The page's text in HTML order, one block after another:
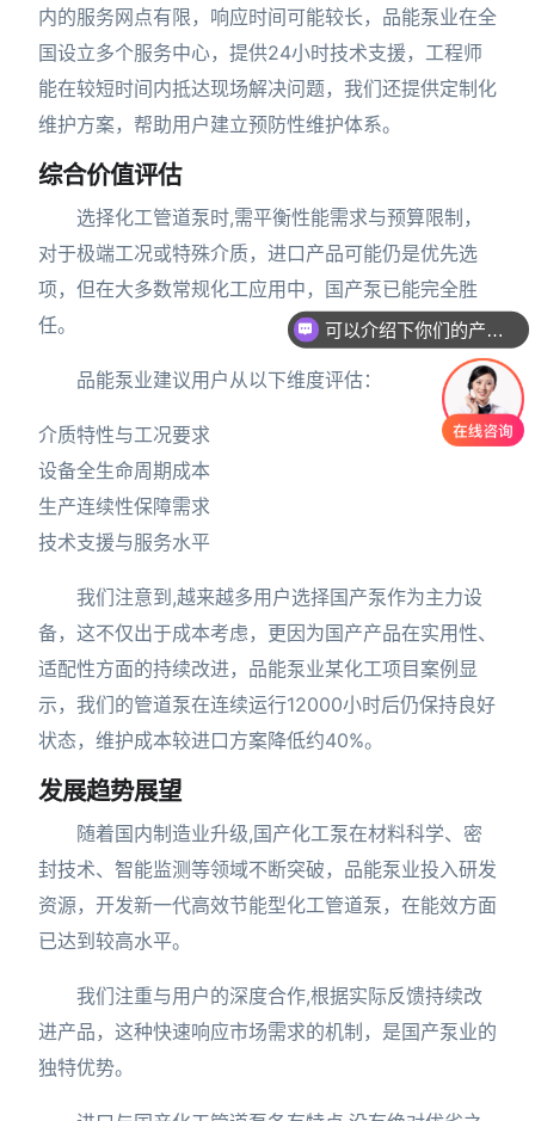
内的服务网点有限，响应时间可能较长，品能泵业在全
国设立多个服务中心，提供24小时技术支援，工程师
能在较短时间内抵达现场解决问题，我们还提供定制化
维护方案，帮助用户建立预防性维护体系。
综合价值评估
选择化工管道泵时,需平衡性能需求与预算限制，
对于极端工况或特殊介质，进口产品可能仍是优先选
项，但在大多数常规化工应用中，国产泵已能完全胜
任。
品能泵业建议用户从以下维度评估：
介质特性与工况要求
设备全生命周期成本
生产连续性保障需求
技术支援与服务水平
我们注意到,越来越多用户选择国产泵作为主力设
备，这不仅出于成本考虑，更因为国产产品在实用性、
适配性方面的持续改进，品能泵业某化工项目案例显
示，我们的管道泵在连续运行12000小时后仍保持良好
状态，维护成本较进口方案降低约40%。
发展趋势展望
随着国内制造业升级,国产化工泵在材料科学、密
封技术、智能监测等领域不断突破，品能泵业投入研发
资源，开发新一代高效节能型化工管道泵，在能效方面
已达到较高水平。
我们注重与用户的深度合作,根据实际反馈持续改
进产品，这种快速响应市场需求的机制，是国产泵业的
独特优势。